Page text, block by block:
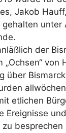
Jakob
unter
der
von
über
etlichen
Ereignisse und
besprechen